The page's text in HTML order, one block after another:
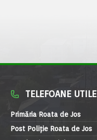
TELEFOANE UTILE
Primăria Roata de Jos
Post Poliție Roata de Jos